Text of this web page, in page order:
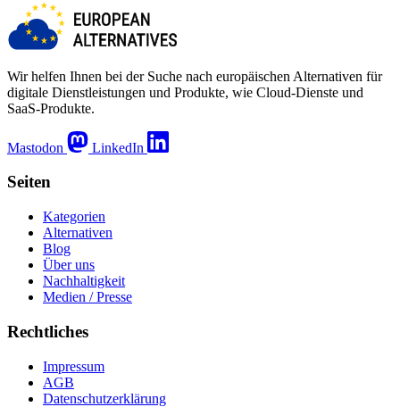
Wir helfen Ihnen bei der Suche nach europäischen Alternativen für
digitale Dienstleistungen und Produkte, wie Cloud-Dienste und
SaaS-Produkte.
Mastodon LinkedIn
Seiten
Kategorien
Alternativen
Blog
Über uns
Nachhaltigkeit
Medien / Presse
Rechtliches
Impressum
AGB
Datenschutzerklärung